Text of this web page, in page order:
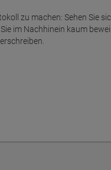
zu machen: Sehen Sie
im Nachhinein kaum